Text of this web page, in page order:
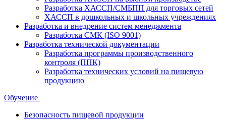
Разработка ХАССП/СМБПП для торговых сетей
ХАССП в дошкольных и школьных учреждениях
Разработка и внедрение систем менеджмента
Разработка СМК (ISO 9001)
Разработка технической документации
Разработка программы производственного
контроля (ППК)
Разработка технических условий на пищевую
продукцию
Обучение
Безопасность пищевой продукции